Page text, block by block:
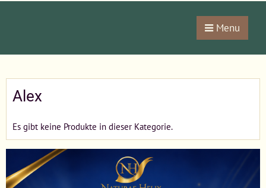
Menu
Alex
Es gibt keine Produkte in dieser Kategorie.